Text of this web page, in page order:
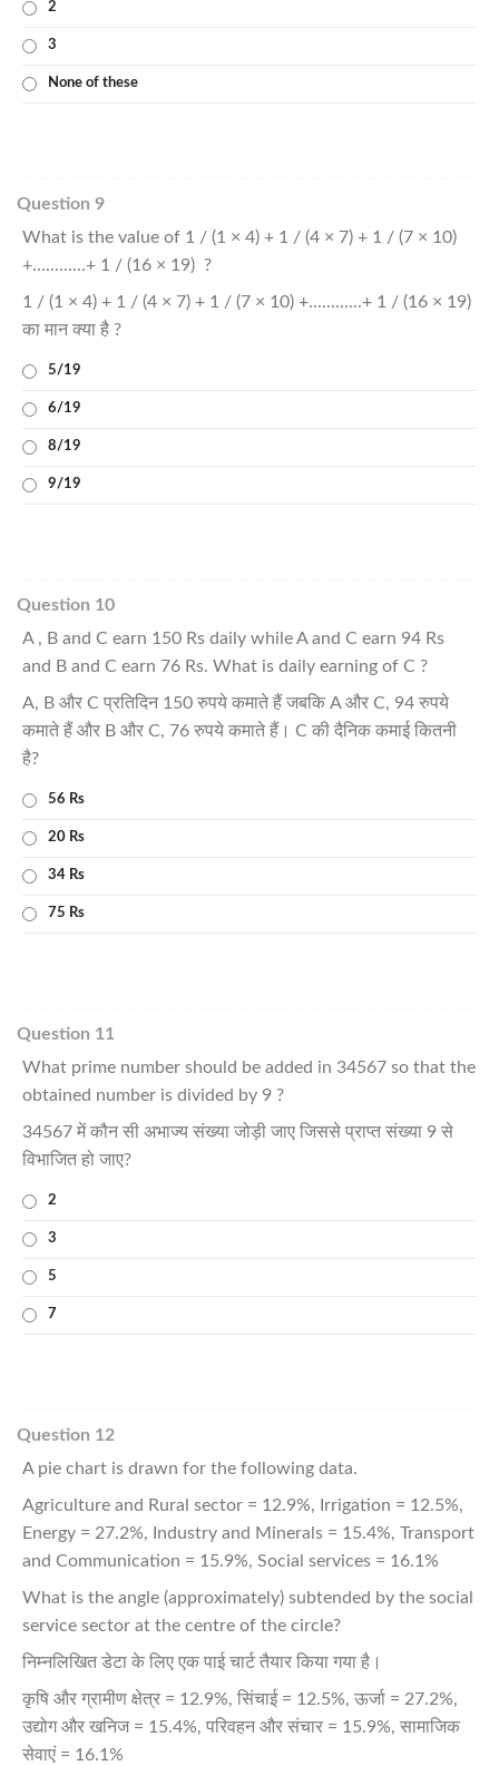
2
3
None of these
Question 9
What is the value of 1 / (1 × 4) + 1 / (4 × 7) + 1 / (7 × 10)
+............+ 1 / (16 × 19) ?
1 / (1 × 4) + 1 / (4 × 7) + 1 / (7 × 10) +............+ 1 / (16 × 19)
का मान क्या है ?
5/19
6/19
8/19
9/19
Question 10
A , B and C earn 150 Rs daily while A and C earn 94 Rs
and B and C earn 76 Rs. What is daily earning of C ?
A, B और C प्रतिदिन 150 रुपये कमाते हैं जबकि A और C, 94 रुपये
कमाते हैं और B और C, 76 रुपये कमाते हैं। C की दैनिक कमाई कितनी
है?
56 Rs
20 Rs
34 Rs
75 Rs
Question 11
What prime number should be added in 34567 so that the
obtained number is divided by 9 ?
34567 में कौन सी अभाज्य संख्या जोड़ी जाए जिससे प्राप्त संख्या 9 से
विभाजित हो जाए?
2
3
5
7
Question 12
A pie chart is drawn for the following data.
Agriculture and Rural sector = 12.9%, Irrigation = 12.5%,
Energy = 27.2%, Industry and Minerals = 15.4%, Transport
and Communication = 15.9%, Social services = 16.1%
What is the angle (approximately) subtended by the social
service sector at the centre of the circle?
निम्नलिखित डेटा के लिए एक पाई चार्ट तैयार किया गया है।
कृषि और ग्रामीण क्षेत्र = 12.9%, सिंचाई = 12.5%, ऊर्जा = 27.2%,
उद्योग और खनिज = 15.4%, परिवहन और संचार = 15.9%, सामाजिक
सेवाएं = 16.1%